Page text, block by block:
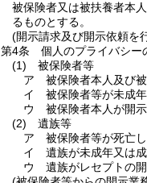
被保険者又は被扶養者本
るものとする。
(開示請求及び開示依頼を
第4条
個人のプライバシー
(1)
被保険者等
ア
被保険者本人及び
イ
被保険者等が未成
ウ
被保険者本人が開
(2)
遺族等
ア
被保険者等が死亡
イ
遺族が未成年又は
ウ
遺族がレセプトの